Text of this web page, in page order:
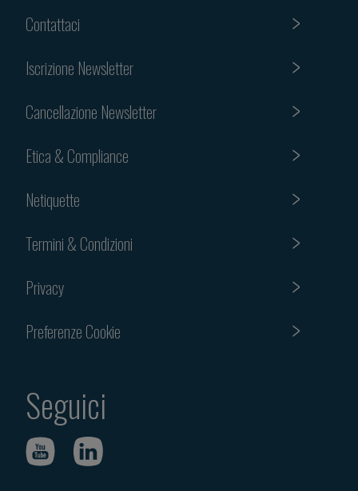
Contattaci
Iscrizione Newsletter
Cancellazione Newsletter
Etica & Compliance
Netiquette
Termini & Condizioni
Privacy
Preferenze Cookie
Seguici